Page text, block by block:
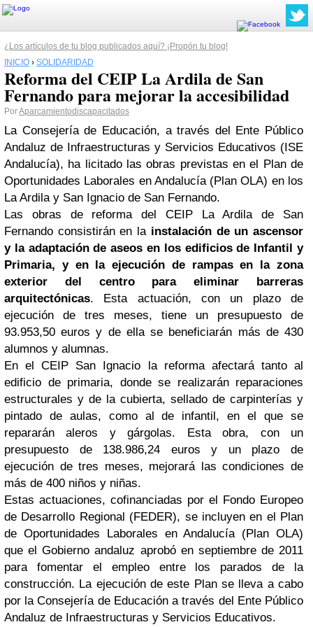
¿Los artículos de tu blog publicados aquí? ¡Propón tu blog!
INICIO › SOLIDARIDAD
Reforma del CEIP La Ardila de San
Fernando para mejorar la accesibilidad
PorAparcamientodiscapacitados
La Consejería de Educación, a través del Ente Público
Andaluz de Infraestructuras y Servicios Educativos (ISE
Andalucía), ha licitado las obras previstas en el Plan de
Oportunidades Laborales en Andalucía (Plan OLA) en los
La Ardila y San Ignacio de San Fernando.
Las obras de reforma del CEIP La Ardila de San
Fernando consistirán en la instalación de un ascensor
y la adaptación de aseos en los edificios de Infantil y
Primaria, y en la ejecución de rampas en la zona
exterior del centro para eliminar barreras
arquitectónicas. Esta actuación, con un plazo de
ejecución de tres meses, tiene un presupuesto de
93.953,50 euros y de ella se beneficiarán más de 430
alumnos y alumnas.
En el CEIP San Ignacio la reforma afectará tanto al
edificio de primaria, donde se realizarán reparaciones
estructurales y de la cubierta, sellado de carpinterías y
pintado de aulas, como al de infantil, en el que se
repararán aleros y gárgolas. Esta obra, con un
presupuesto de 138.986,24 euros y un plazo de
ejecución de tres meses, mejorará las condiciones de
más de 400 niños y niñas.
Estas actuaciones, cofinanciadas por el Fondo Europeo
de Desarrollo Regional (FEDER), se incluyen en el Plan
de Oportunidades Laborales en Andalucía (Plan OLA)
que el Gobierno andaluz aprobó en septiembre de 2011
para fomentar el empleo entre los parados de la
construcción. La ejecución de este Plan se lleva a cabo
por la Consejería de Educación a través del Ente Público
Andaluz de Infraestructuras y Servicios Educativos.